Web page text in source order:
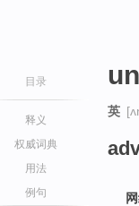
目录
释义
权威词典
用法
例句
英